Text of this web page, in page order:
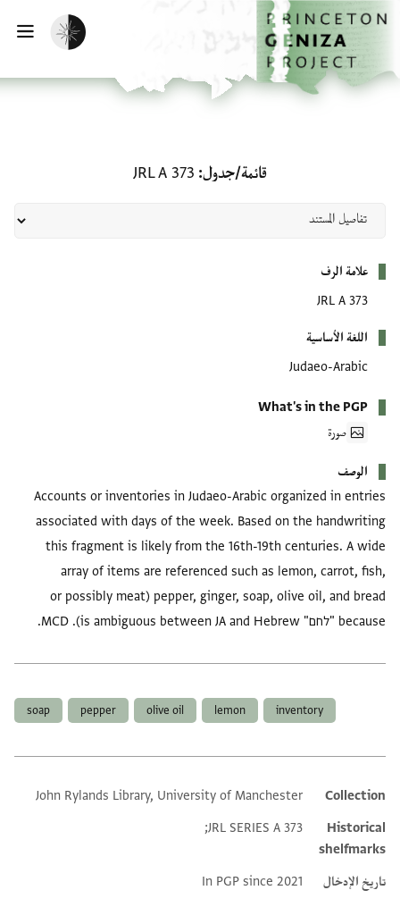
إلى المحتوى الرئيسي
الرئيسية
تفعيل الوضع المظلم
قائمة/جدول JRL A 373
علامة الرف
JRL A 373
اللغة الأساسية
Judaeo-Arabic
What's in the PGP
صورة
الوصف
Accounts or inventories in Judaeo-Arabic organized in entries
associated with days of the week. Based on the handwriting
this fragment is likely from the 16th-19th centuries. A wide
array of items are referenced such as lemon, carrot, fish,
pepper, ginger, soap, olive oil, and bread (or possibly meat
because "לחם" is ambiguous between JA and Hebrew). MCD.
inventory
lemon
olive oil
pepper
soap
Additional metadata
Collection
John Rylands Library, University of Manchester
Historical
shelfmarks
JRL SERIES A 373;
تاريخ الإدخال In PGP since 2021